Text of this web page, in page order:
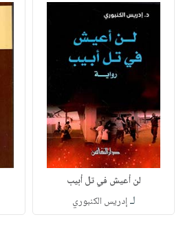
لن أعيش في تل أبيب
لـإدريس الكنبوري